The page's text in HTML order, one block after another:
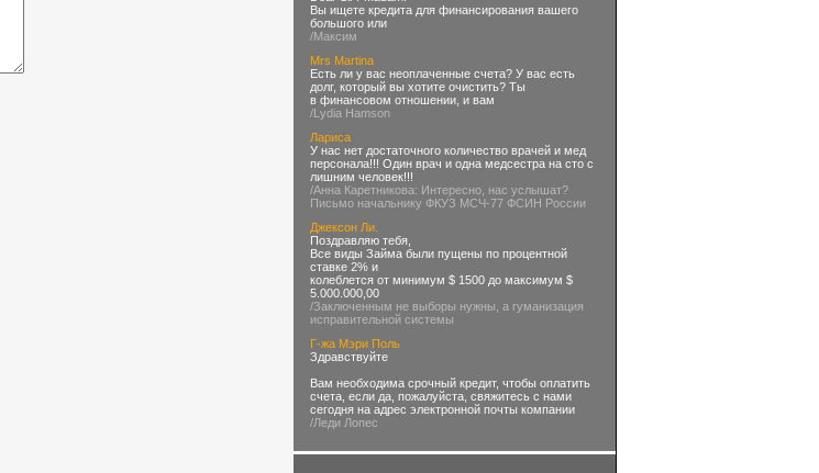
Вы ищете кредита для финансирования вашего
большого или
/Максим
Mrs Martina
Есть ли у вас неоплаченные счета? У вас есть
долг, который вы хотите очистить? Ты
в финансовом отношении, и вам
/Lydia Hamson
Лариса
У нас нет достаточного количество врачей и мед
персонала!!! Один врач и одна медсестра на сто с
лишним человек!!!
/Анна Каретникова: Интересно, нас услышат?
Письмо начальнику ФКУЗ МСЧ-77 ФСИН России
Джексон Ли.
Поздравляю тебя,
Все виды Займа были пущены по процентной
ставке 2% и
колеблется от минимум $ 1500 до максимум $
5.000.000,00
/Заключенным не выборы нужны, а гуманизация
исправительной системы
Г-жа Мэри Поль
Здравствуйте
Вам необходима срочный кредит, чтобы оплатить
счета, если да, пожалуйста, свяжитесь с нами
сегодня на адрес электронной почты компании
/Леди Лопес